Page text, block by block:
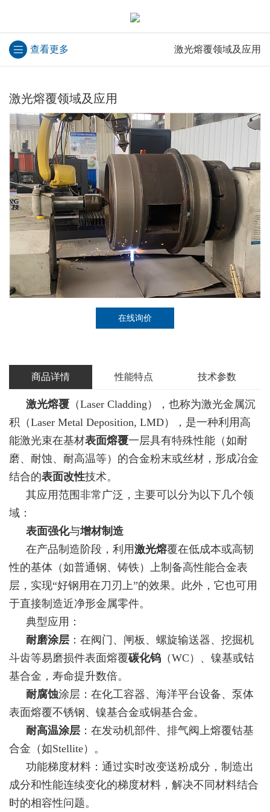
查看更多 激光熔覆领域及应用
激光熔覆领域及应用
在线询价
商品详情 性能特点 技术参数
激光熔覆 （Laser Cladding），也称为激光金属沉
积（Laser Metal Deposition, LMD），是一种利用高
能激光束在基材表面熔覆一层具有特殊性能（如耐
磨、耐蚀、耐高温等）的合金粉末或丝材，形成冶金
结合的表面改性技术。
其应用范围非常广泛，主要可以分为以下几个领
域：
表面强化与增材制造
在产品制造阶段，利用激光熔覆在低成本或高韧
性的基体（如普通钢、铸铁）上制备高性能合金表
层，实现“好钢用在刀刃上”的效果。此外，它也可用
于直接制造近净形金属零件。
典型应用：
耐磨涂层 ：在阀门、闸板、螺旋输送器、挖掘机
斗齿等易磨损件表面熔覆碳化钨 （WC）、镍基或钴
基合金，寿命提升数倍。
耐腐蚀涂层：在化工容器、海洋平台设备、泵体
表面熔覆不锈钢、镍基合金或铜基合金。
耐高温涂层 ：在发动机部件、排气阀上熔覆钴基
合金（如Stellite）。
功能梯度材料：通过实时改变送粉成分，制造出
成分和性能连续变化的梯度材料，解决不同材料结合
时的相容性问题。